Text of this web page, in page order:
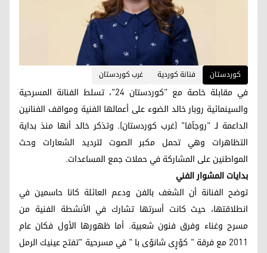
کوردستان فنانة كوردية غرب كوردستان
في مقابلة خاصة مع "كوردستان 24"، تسلط الفنانة المسرحية
والسينمائية روبار خالد الضوء على أعمالها الفنية ومواقف الفنانين
الداعمة لـ "روجآفا" (غرب كوردستان). وتذكر خالد أنها منذ بداية
التظاهرات وهي تحمل مكبر الصوت لترديد الشعارات وحث
المواطنين على المشاركة في حملات جمع المساعدات.
بدايات المشوار الفني
توضح الفنانة أن الشغف بالفن ودعم العائلة كانا حاسمين في
انطلاقتها، حيث كانت أسرتها تشارك في الأنشطة الفنية من
مسرح وغناء وفرق فنون شعبية. أما ظهورها الأول فكان عام
2011 مع فرقة " کۆڕی شانۆی با " في مسرحية "تفتح عينيك الرمل